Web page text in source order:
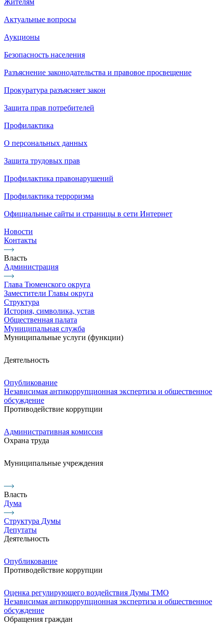
Жителям
Актуальные вопросы
Аукционы
Безопасность населения
Разъяснение законодательства и правовое просвещение
Прокуратура разъясняет закон
Защита прав потребителей
Профилактика
О персональных данных
Защита трудовых прав
Профилактика правонарушений
Профилактика терроризма
Официальные сайты и страницы в сети Интернет
Новости
Контакты
Власть
Администрация
Глава Тюменского округа
Заместители Главы округа
Структура
История, символика, устав
Общественная палата
Муниципальная служба
Муниципальные услуги (функции)
Деятельность
Опубликование
Независимая антикоррупционная экспертиза и общественное
обсуждение
Противодействие коррупции
Административная комиссия
Охрана труда
Муниципальные учреждения
Власть
Дума
Структура Думы
Депутаты
Деятельность
Опубликование
Противодействие коррупции
Оценка регулирующего воздействия Думы ТМО
Независимая антикоррупционная экспертиза и общественное
обсуждение
Обращения граждан